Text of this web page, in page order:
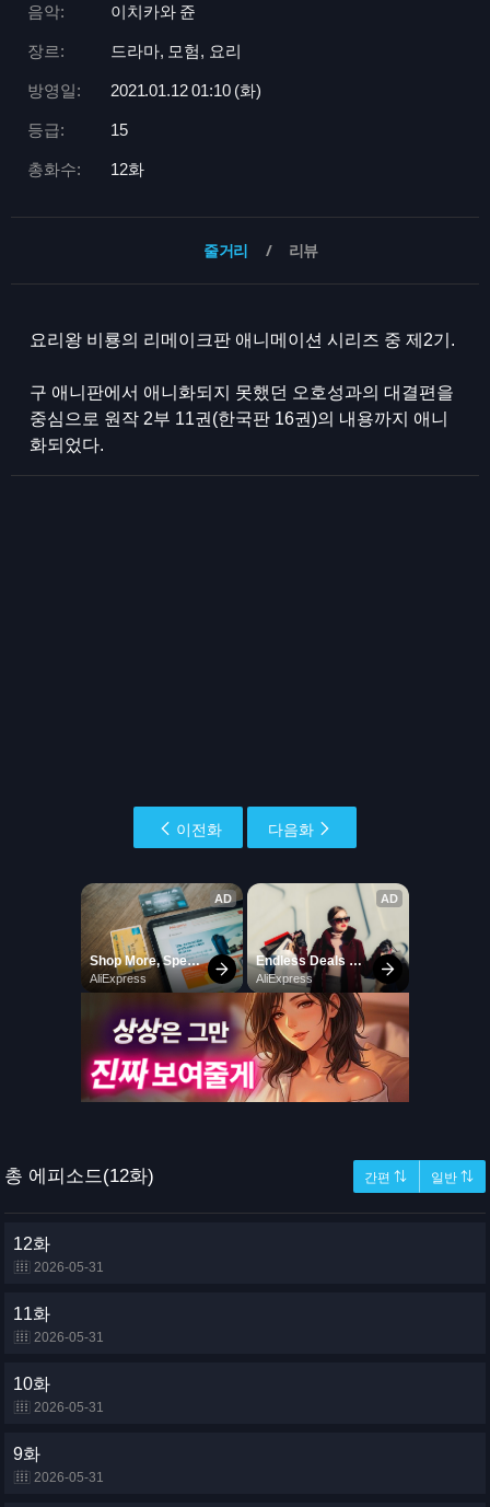
음악: 이치카와 쥰
장르: 드라마, 모험, 요리
방영일: 2021.01.12 01:10 (화)
등급: 15
총화수: 12화
줄거리 리뷰
요리왕 비룡의 리메이크판 애니메이션 시리즈 중 제2기.
구 애니판에서 애니화되지 못했던 오호성과의 대결편을
중심으로 원작 2부 11권(한국판 16권)의 내용까지 애니
화되었다.
이전화 다음화
총 에피소드(12화) 간편 ⇅ 일반 ⇅
12화
2026-05-31
11화
2026-05-31
10화
2026-05-31
9화
2026-05-31